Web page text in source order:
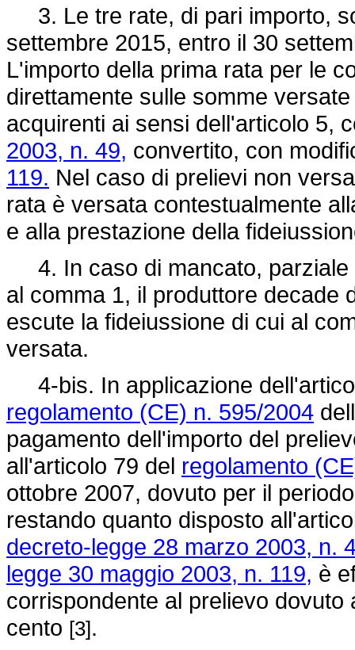
3. Le tre rate, di pari importo,
settembre 2015, entro il 30
L'importo della prima rata per le
direttamente sulle somme
acquirenti ai sensi dell'articolo 5,
2003, n. 49, convertito, con
119. Nel caso di prelievi non
rata è versata contestualmente
e alla prestazione della
4. In caso di mancato, parziale
al comma 1, il produttore decade
escute la fideiussione di cui al
versata.
4-bis. In applicazione
regolamento (CE) n. 595/2004
pagamento dell'importo del
all'articolo 79 del regolamento
ottobre 2007, dovuto per il
restando quanto disposto
decreto-legge 28 marzo 2003, n.
legge 30 maggio 2003, n. 119, è
corrispondente al prelievo
cento [3].